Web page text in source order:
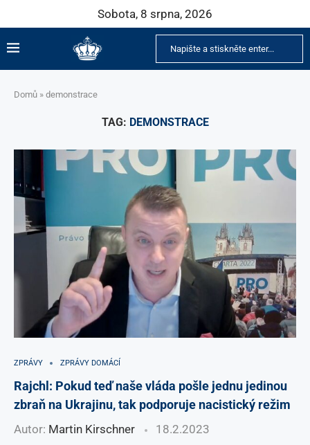
Sobota, 8 srpna, 2026
Domů » demonstrace
TAG: DEMONSTRACE
ZPRÁVY ZPRÁVY DOMÁCÍ
Rajchl: Pokud teď naše vláda pošle jednu jedinou
zbraň na Ukrajinu, tak podporuje nacistický režim
Autor: Martin Kirschner 18.2.2023